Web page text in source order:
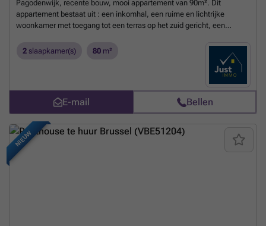
Pagodenwijk, recente bouw, mooi appartement van 90m². Dit
appartement bestaat uit : een inkomhal, een ruime en lichtrijke
woonkamer met toegang tot een terras op het zuid gericht, een
badkamer, apart toilet, kelder. Hartendief! Snel te bezoeken ! Voor
2 slaapkamer(s) 80 m²
E-mail Bellen
NIEUW